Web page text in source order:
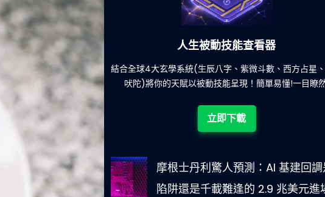
後免除晚餐吃什麽的煩
人生被動技能查看器
結合全球4大玄學系統(生辰八字、紫微斗數、西方占星、
吠陀)將你的天賦以被動技能呈現！簡單易懂!一目瞭然!
立即下載
摩根士丹利驚人預測：AI 基建回
陷阱還是千載難逢的 2.9 兆美元進